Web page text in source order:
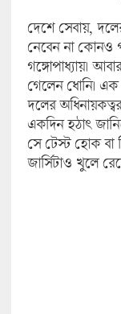
দেশে সেবায়, দলের
নেবেন না কোনও
গঙ্গোপাধ্যায়।
গেলেন ধোনি।
দলের
একদিন হঠাৎ
সে টেস্ট হোক বা
জার্সিটাও খুলে